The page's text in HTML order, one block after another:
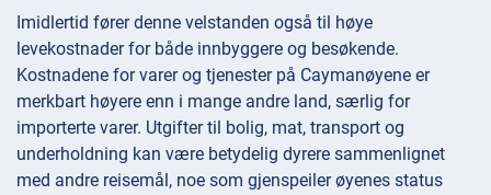
Imidlertid fører denne velstanden også til høye
levekostnader for både innbyggere og besøkende.
Kostnadene for varer og tjenester på Caymanøyene er
merkbart høyere enn i mange andre land, særlig for
importerte varer. Utgifter til bolig, mat, transport og
underholdning kan være betydelig dyrere sammenlignet
med andre reisemål, noe som gjenspeiler øyenes status